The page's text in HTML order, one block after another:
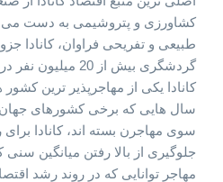
کشاورزی و پتروشیمی به دست می
گردشگری بیش از
کانادا یکی از مهاجرپذیر ترین
سال هایی که برخی کشورهای
سوی مهاجرن بسته اند، کانادا
جلوگیری از بالا رفتن میانگین
مهاجر توانایی که در روند رشد